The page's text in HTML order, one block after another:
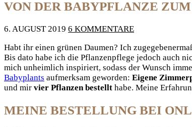
VON DER BABYPFLANZE
6. AUGUST 2019 6 KOMMENTARE
Habt ihr einen grünen Daumen? Ich
Bis dato habe ich die Pflanzenpflege jedoch auch
mich unheimlich inspiriert, sodass der Wunsch
Babyplants aufmerksam geworden: Eigene
und mir vier Pflanzen bestellt habe. Meine
MEINE BESTELLUNG BEI